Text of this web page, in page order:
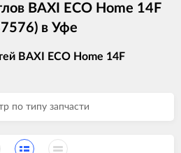
BAXI ECO Home 14F
в Уфе
BAXI ECO Home 14F
по типу запчасти